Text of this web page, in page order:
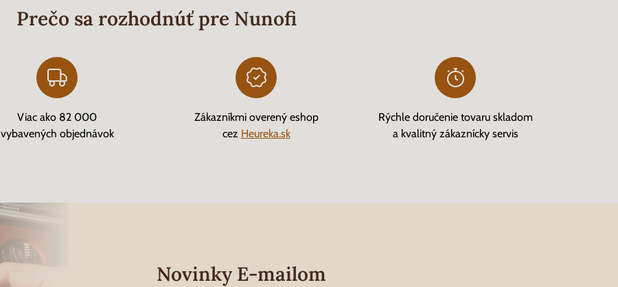
Prečo sa rozhodnúť pre Nunofi
Viac ako 82 000
vybavených objednávok
Zákazníkmi overený eshop
cez Heureka.sk
Rýchle doručenie tovaru skladom
a kvalitný zákaznícky servis
Novinky E-mailom